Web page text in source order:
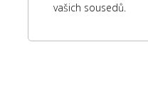
vašich sousedů.